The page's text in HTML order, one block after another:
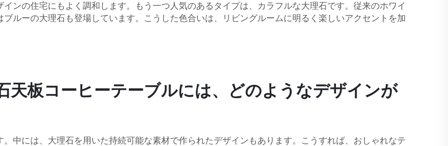
ンの住宅にもよく調和します。もう一つ人気のあるタイプは、カラフルな大理石です。従来のホワイ
ルーの大理石も登場しています。こうした色合いは、リビングルームに明るく楽しいアクセントを加
天板コーヒーテーブルには、どのようなデザインが
中には、大理石を用いた持続可能な素材で作られたデザインもあります。こうすれば、おしゃれなテ